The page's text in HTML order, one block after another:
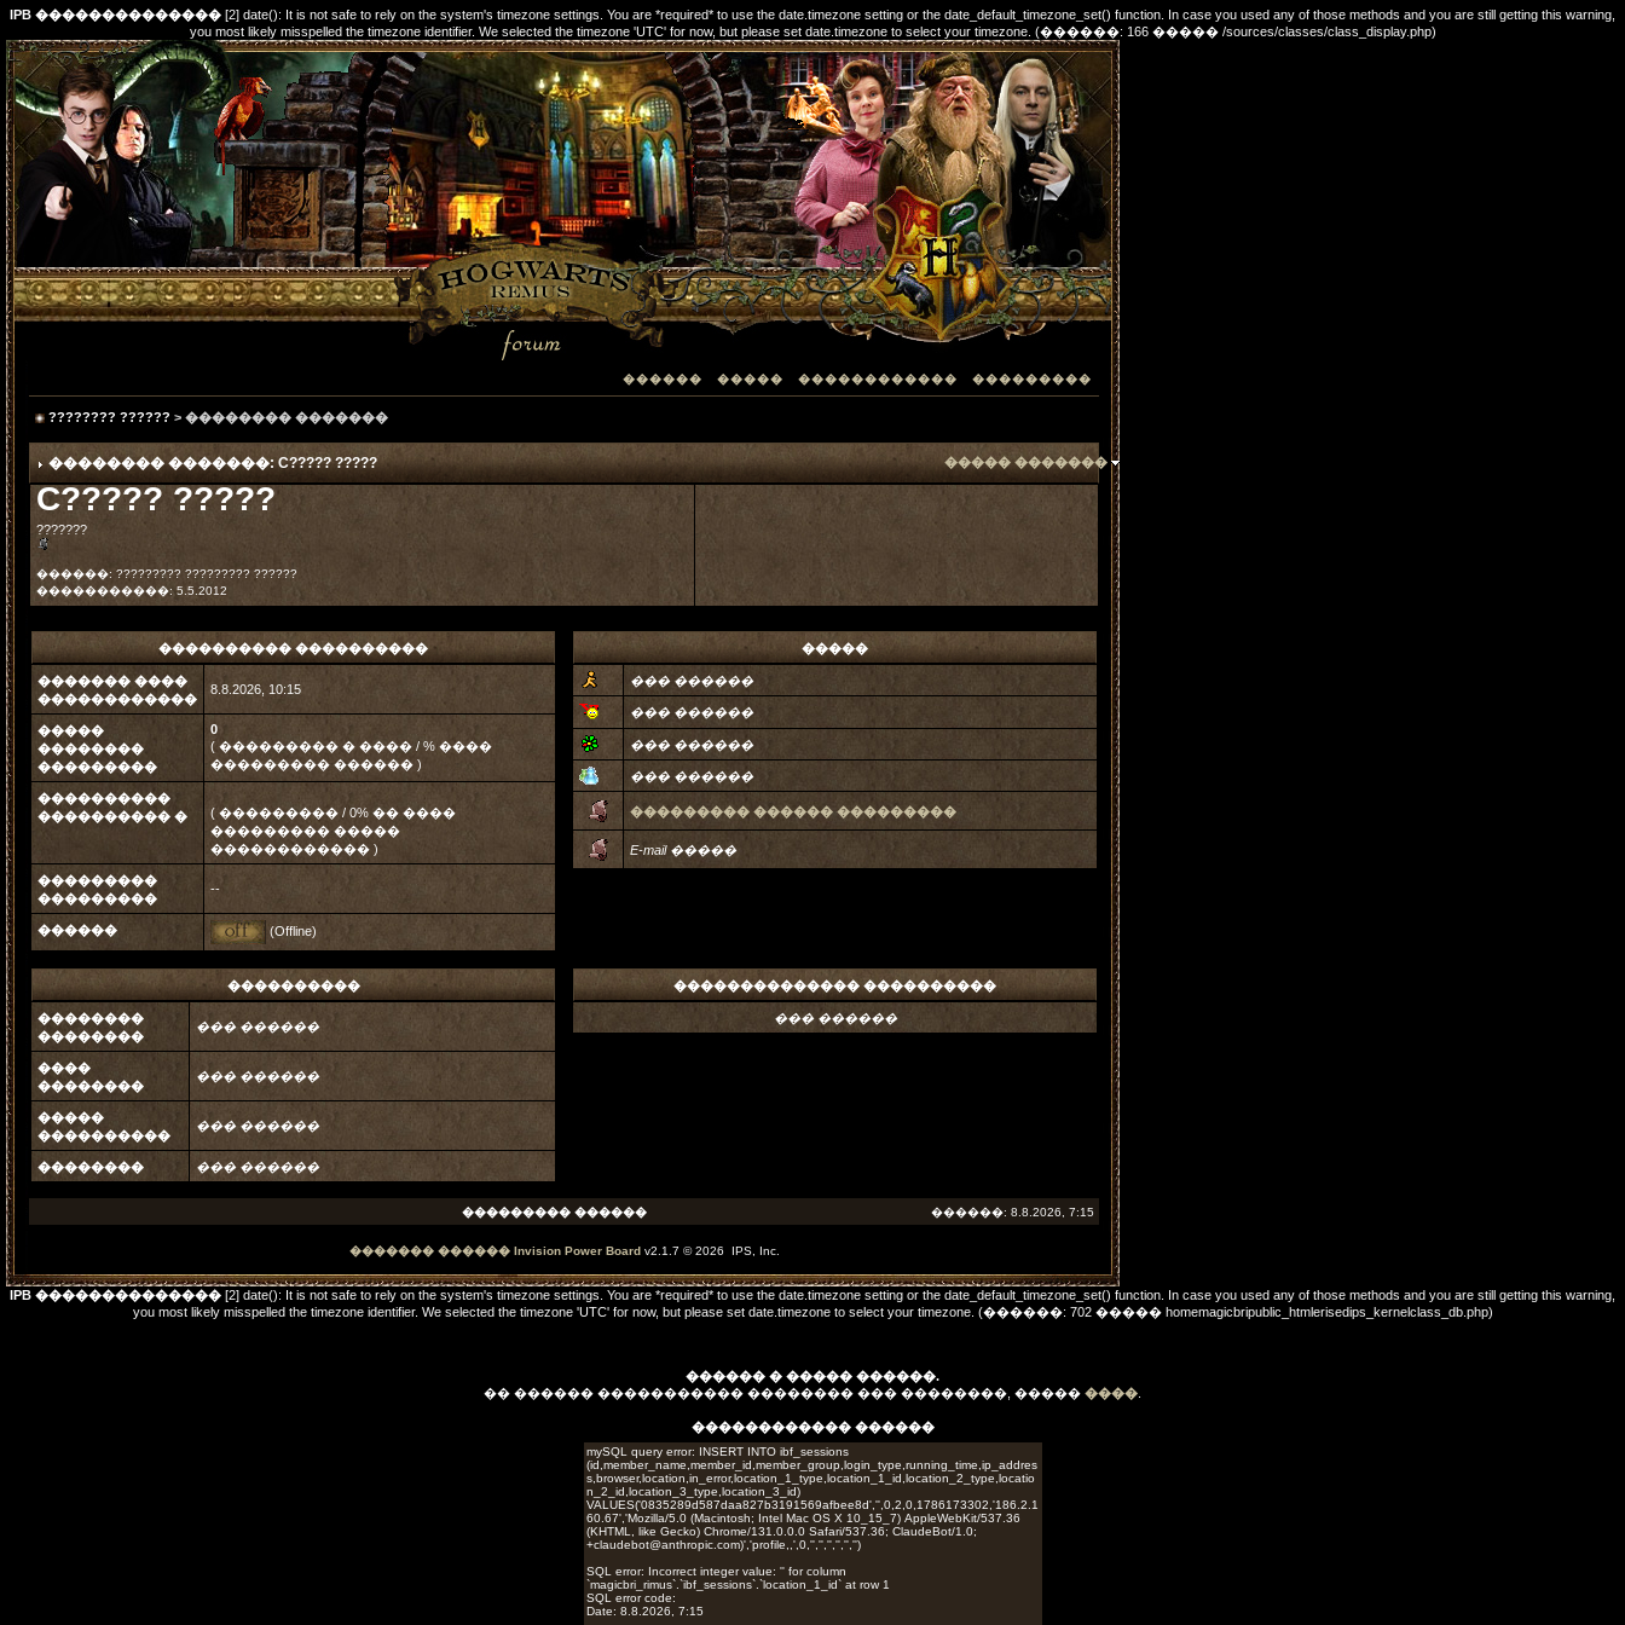
IPB �������������� [2] date(): It is not safe to rely on the system's timezone settings. You are *required* to use the date.timezone setting or the date_default_timezone_set() function. In case you used any of those methods and you are still getting this warning,
you most likely misspelled the timezone identifier. We selected the timezone 'UTC' for now, but please set date.timezone to select your timezone. (������: 166 ����� /sources/classes/class_display.php)
������ ����� ������������ ���������
???????? ?????? > �������� �������
�������� �������: C????? ????? ����� �������
C????? ?????
???????
������: ????????? ????????? ??????
�����������: 5.5.2012
���������� ����������
������� ����
������������
8.8.2026, 10:15
�����
��������
���������
0
( ��������� � ���� / % ����
��������� ������ )
����������
���������� �
( ��������� / 0% �� ����
��������� �����
������������ )
���������
���������
--
������ (Offline)
�����
��� ������
��� ������
��� ������
��� ������
��������� ������ ���������
E-mail �����
����������
��������
��������
��� ������
����
��������
��� ������
�����
����������
��� ������
�������� ��� ������
�������������� ����������
��� ������
��������� ������ ������: 8.8.2026, 7:15
������� ������ Invision Power Boardv2.1.7 © 2026 IPS, Inc.
IPB �������������� [2] date(): It is not safe to rely on the system's timezone settings. You are *required* to use the date.timezone setting or the date_default_timezone_set() function. In case you used any of those methods and you are still getting this warning,
you most likely misspelled the timezone identifier. We selected the timezone 'UTC' for now, but please set date.timezone to select your timezone. (������: 702 ����� homemagicbripublic_htmlerisedips_kernelclass_db.php)
������ � ����� ������.
�� ������ ����������� �������� ��� ��������, ����� ����
������������ ������